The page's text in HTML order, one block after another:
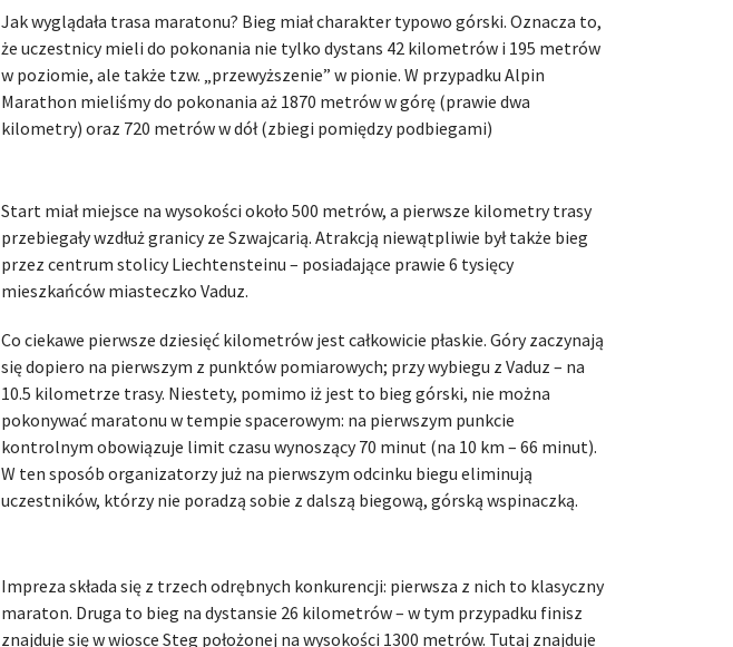
Jak wyglądała trasa maratonu? Bieg miał charakter typowo górski. Oznacza to,
że uczestnicy mieli do pokonania nie tylko dystans 42 kilometrów i 195 metrów
w poziomie, ale także tzw. „przewyższenie” w pionie. W przypadku Alpin
Marathon mieliśmy do pokonania aż 1870 metrów w górę (prawie dwa
kilometry) oraz 720 metrów w dół (zbiegi pomiędzy podbiegami)
Start miał miejsce na wysokości około 500 metrów, a pierwsze kilometry trasy
przebiegały wzdłuż granicy ze Szwajcarią. Atrakcją niewątpliwie był także bieg
przez centrum stolicy Liechtensteinu – posiadające prawie 6 tysięcy
mieszkańców miasteczko Vaduz.
Co ciekawe pierwsze dziesięć kilometrów jest całkowicie płaskie. Góry zaczynają
się dopiero na pierwszym z punktów pomiarowych; przy wybiegu z Vaduz – na
10.5 kilometrze trasy. Niestety, pomimo iż jest to bieg górski, nie można
pokonywać maratonu w tempie spacerowym: na pierwszym punkcie
kontrolnym obowiązuje limit czasu wynoszący 70 minut (na 10 km – 66 minut).
W ten sposób organizatorzy już na pierwszym odcinku biegu eliminują
uczestników, którzy nie poradzą sobie z dalszą biegową, górską wspinaczką.
Impreza składa się z trzech odrębnych konkurencji: pierwsza z nich to klasyczny
maraton. Druga to bieg na dystansie 26 kilometrów – w tym przypadku finisz
znajduje się w wiosce Steg położonej na wysokości 1300 metrów. Tutaj znajduje